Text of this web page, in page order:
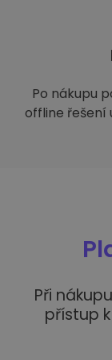
Po nákupu
offline řešení
Při
přístup